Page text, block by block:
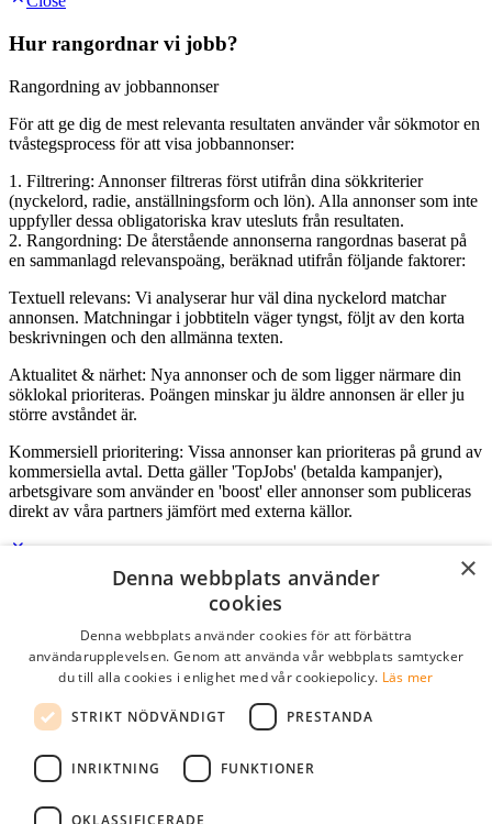
Hur rangordnar vi jobb?
Rangordning av jobbannonser
För att ge dig de mest relevanta resultaten använder vår sökmotor en
tvåstegsprocess för att visa jobbannonser:
1. Filtrering: Annonser filtreras först utifrån dina sökkriterier
(nyckelord, radie, anställningsform och lön). Alla annonser som inte
uppfyller dessa obligatoriska krav utesluts från resultaten.
2. Rangordning: De återstående annonserna rangordnas baserat på
en sammanlagd relevanspoäng, beräknad utifrån följande faktorer:
Textuell relevans: Vi analyserar hur väl dina nyckelord matchar
annonsen. Matchningar i jobbtiteln väger tyngst, följt av den korta
beskrivningen och den allmänna texten.
Aktualitet & närhet: Nya annonser och de som ligger närmare din
söklokal prioriteras. Poängen minskar ju äldre annonsen är eller ju
större avståndet är.
Kommersiell prioritering: Vissa annonser kan prioriteras på grund av
kommersiella avtal. Detta gäller 'TopJobs' (betalda kampanjer),
arbetsgivare som använder en 'boost' eller annonser som publiceras
direkt av våra partners jämfört med externa källor.
Logga in som företag
Lösenord
kom ihåg mig
logga in
Kostnadsfri företagsprofil
×
Denna webbplats använder
cookies
Denna webbplats använder cookies för att förbättra
användarupplevelsen. Genom att använda vår webbplats samtycker
du till alla cookies i enlighet med vår cookiepolicy. Läs mer
STRIKT NÖDVÄNDIGT PRESTANDA
INRIKTNING FUNKTIONER
OKLASSIFICERADE